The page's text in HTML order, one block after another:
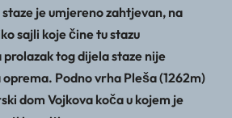
staze je umjereno zahtjevan, na
sajli koje čine tu stazu
tog dijela staze nije
Podno vrha Pleša (1262m)
dom Vojkova koča u kojem je